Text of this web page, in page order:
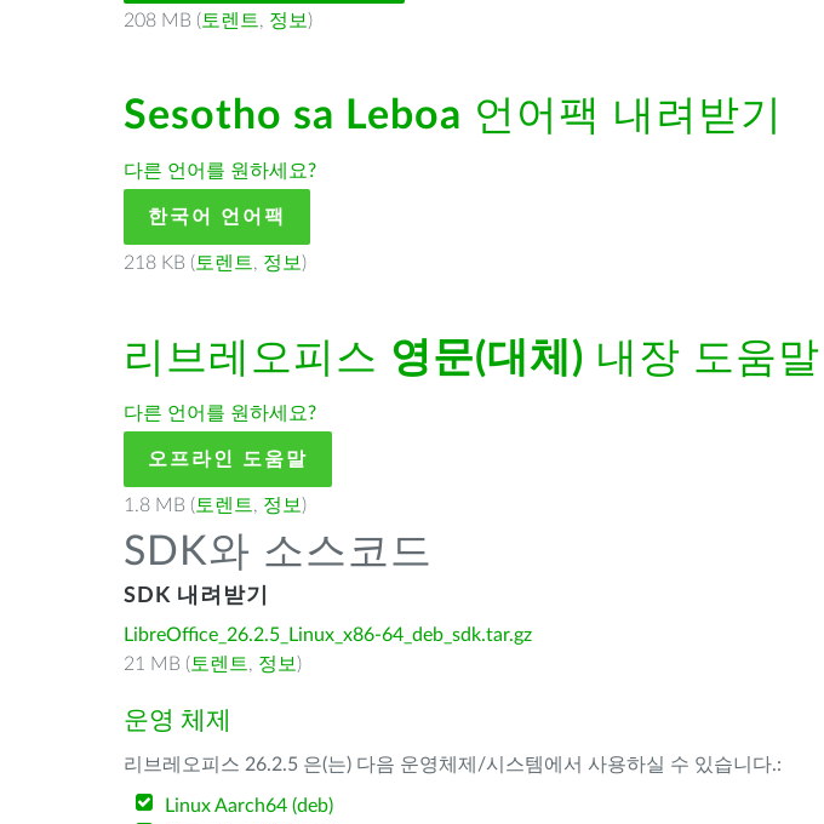
208 MB ( 토렌트, 정보 )
Sesotho sa Leboa 언어팩 내려받기
다른 언어를 원하세요?
한국어 언어팩
218 KB ( 토렌트, 정보 )
리브레오피스 영문(대체) 내장 도움말
다른 언어를 원하세요?
오프라인 도움말
1.8 MB ( 토렌트, 정보 )
SDK와 소스코드
SDK 내려받기
LibreOffice_26.2.5_Linux_x86-64_deb_sdk.tar.gz
21 MB ( 토렌트, 정보 )
운영 체제
리브레오피스 26.2.5 은(는) 다음 운영체제/시스템에서 사용하실 수 있습니다.:
Linux Aarch64 (deb)